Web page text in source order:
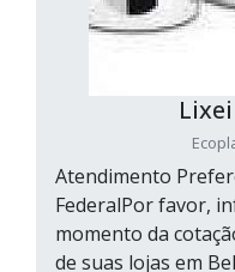
Atendimento
FederalPor favor,
momento da
de suas lojas em